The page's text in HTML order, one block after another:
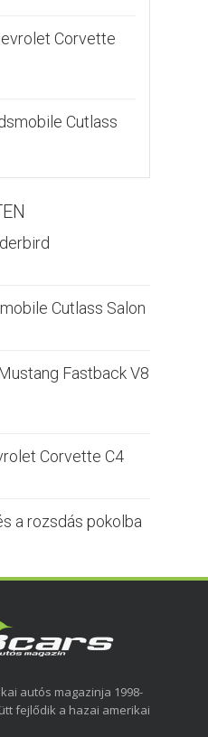
Corvette
Cutlass
Cutlass Salon
Fastback V8
Corvette C4
a rozsdás pokolba
autós magazinja 1998-
fejlődik a hazai amerikai